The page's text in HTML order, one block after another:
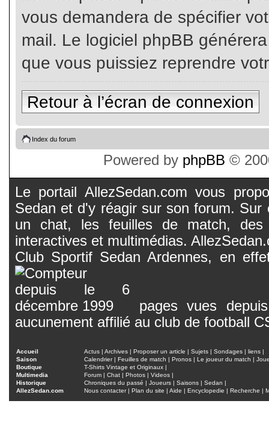
vous demandera de spécifier
mail. Le logiciel phpBB
que vous puissiez reprendre
Retour à l’écran de connexion
Index du forum
Powered by phpBB ©
Le portail AllezSedan.com vous
Sedan et d'y réagir sur son forum.
un chat, les feuilles de match, des
interactives et multimédias.
Club Sportif Sedan Ardennes, en
pages vues
aucunement affilié au club de football
Accueil Actus | Archives | Proposer un article | Sujets | Sondages | liens |
Saison
Calendrier| Feuilles de match | Pronos | Le joueur du match |
Boutique
T-Shirts Vintage et Originaux |
Multimedia
Forum | Chat | Photos | Videos |
Historique
Chroniques du passé | Joueurs | Saisons | Sedan |
AllezSedan.com
Nous contacter| Plan du site | Aide | Encyclopedie | Recherche |